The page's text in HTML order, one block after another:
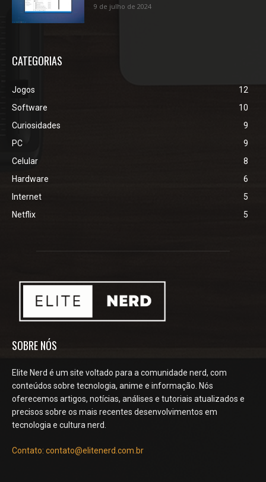
9 de julho de 2024
CATEGORIAS
Jogos
12
Software
10
Curiosidades
9
PC
9
Celular
8
Hardware
6
Internet
5
Netflix
5
SOBRE NÓS
Elite Nerd é um site voltado para a comunidade nerd, com
conteúdos sobre tecnologia, anime e informação. Nós
oferecemos artigos, notícias, análises e tutoriais atualizados e
precisos sobre os mais recentes desenvolvimentos em
tecnologia e cultura nerd.
Contato: contato@elitenerd.com.br